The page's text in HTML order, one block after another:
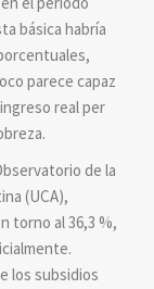
básica habría
parece capaz
real per
de la
(UCA),
torno al 36,3 %,
los subsidios